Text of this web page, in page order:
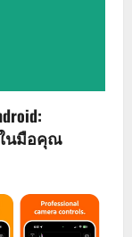
ในมือคุณ